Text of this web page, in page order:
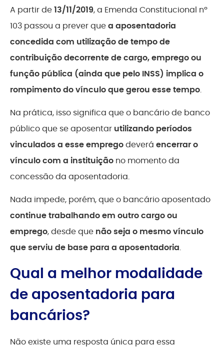
A partir de13/11/2019, a Emenda Constitucional nº
103 passou a prever quea aposentadoria
concedida com utilização de tempo de
contribuição decorrente de cargo, emprego ou
função pública (ainda que pelo INSS) implica o
rompimento do vínculo que gerou esse tempo.
Na prática, isso significa que o bancário de banco
público que se aposentar utilizando períodos
vinculados a esse empregodeverá encerrar o
vínculo com a instituição no momento da
concessão da aposentadoria.
Nada impede, porém, que o bancário aposentado
continue trabalhando em outro cargo ou
emprego, desde que não seja o mesmo vínculo
que serviu de base para a aposentadoria.
Qual a melhor modalidade
de aposentadoria para
bancários?
Não existe uma resposta única para essa